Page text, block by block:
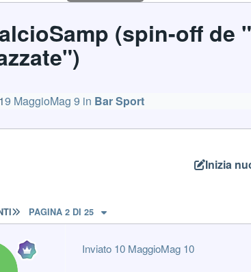
(spin-off de
9 MaggioMag 9 in Bar Sport
Inizia
ULTIMA PAGINA
PAGINA 2 DI 25
Inviato 10 MaggioMag 10